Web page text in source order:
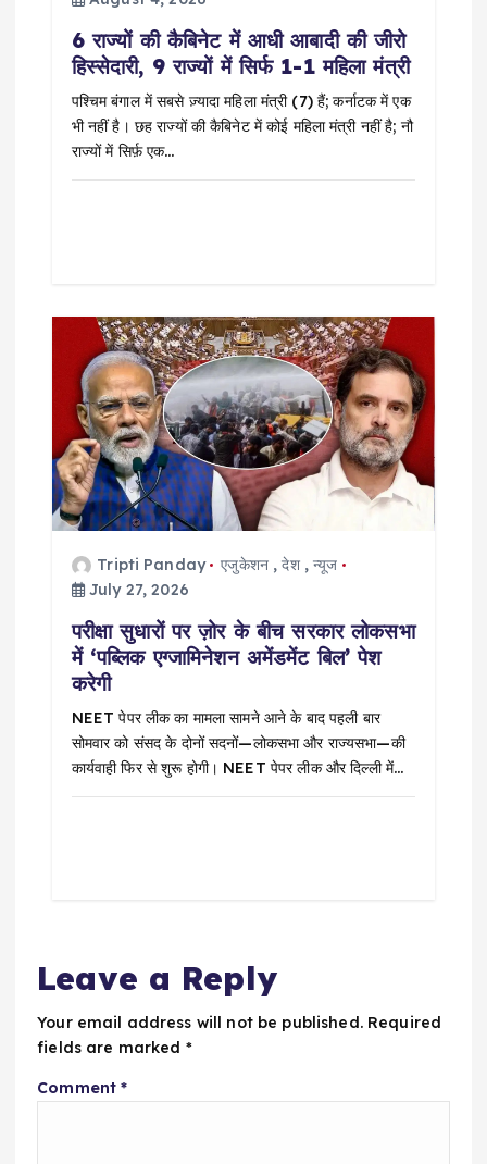
6 राज्यों की कैबिनेट में आधी आबादी की जीरो
हिस्सेदारी, 9 राज्यों में सिर्फ 1-1 महिला मंत्री
पश्चिम बंगाल में सबसे ज़्यादा महिला मंत्री (7) हैं; कर्नाटक में एक
भी नहीं है। छह राज्यों की कैबिनेट में कोई महिला मंत्री नहीं है; नौ
राज्यों में सिर्फ़ एक…
Tripti Panday एजुकेशन,देश,न्यूज
July 27, 2026
परीक्षा सुधारों पर ज़ोर के बीच सरकार लोकसभा
में ‘पब्लिक एग्जामिनेशन अमेंडमेंट बिल’ पेश
करेगी
NEET पेपर लीक का मामला सामने आने के बाद पहली बार
सोमवार को संसद के दोनों सदनों—लोकसभा और राज्यसभा—की
कार्यवाही फिर से शुरू होगी। NEET पेपर लीक और दिल्ली में…
Leave a Reply
Your email address will not be published. Required
fields are marked *
Comment*